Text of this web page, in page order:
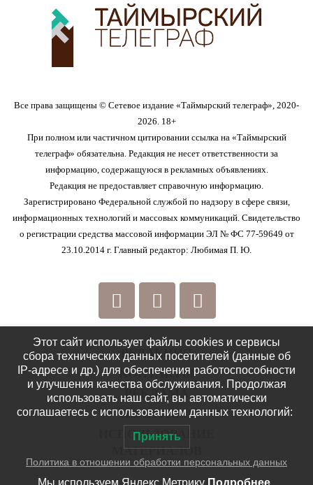
Все права защищены © Сетевое издание «Таймырский телеграф», 2020-
2026. 18+
При полном или частичном цитировании ссылка на «Таймырский
телеграф» обязательна. Редакция не несет ответственности за
информацию, содержащуюся в рекламных объявлениях.
Редакция не предоставляет справочную информацию.
Зарегистрировано Федеральной службой по надзору в сфере связи,
информационных технологий и массовых коммуникаций. Свидетельство
о регистрации средства массовой информации ЭЛ № ФС 77-59649 от
23.10.2014 г. Главный редактор: Любимая П. Ю.
РЕДАКЦИЯ
КОНТАКТЫ
РЕКЛАМА
ПОЛИТИКА
ИСПОЛЬЗОВАНИЕ
МАТЕРИАЛОВ
Этот сайт использует файлы cookies и сервисы
сбора технических данных посетителей (данные об
IP-адресе и др.) для обеспечения работоспособности
и улучшения качества обслуживания. Продолжая
использовать наш сайт, вы автоматически
соглашаетесь с использованием данных технологий:
Принять
Политика в отношении обработки персональных данных
Мы используем Яндекс Метрику Подробнее